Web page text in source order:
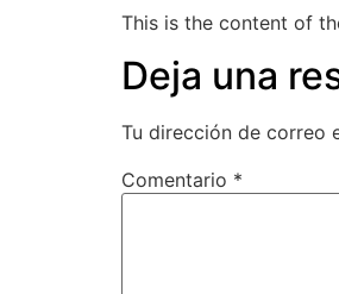
This is the content of
Deja una
Tu dirección de correo
Comentario *